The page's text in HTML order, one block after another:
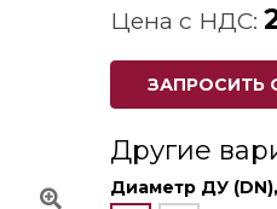
Цена с НДС:
ЗАПРОСИТЬ
Другие
Диаметр ДУ